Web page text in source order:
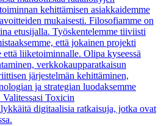
kehittämisen asiakkaidemme
mukaisesti. Filosofiamme on
etusijalla. Työskentelemme tiiviisti
että jokainen projekti
liiketoiminnalle. Olipa kyseessä
verkkokaupparatkaisun
järjestelmän kehittäminen,
ja strategian luodaksemme
Toxicin
digitaalisia ratkaisuja, jotka ovat